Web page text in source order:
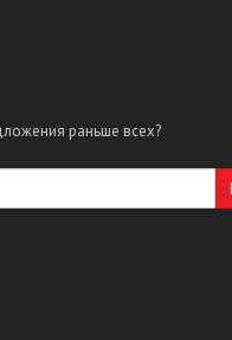
раньше всех?